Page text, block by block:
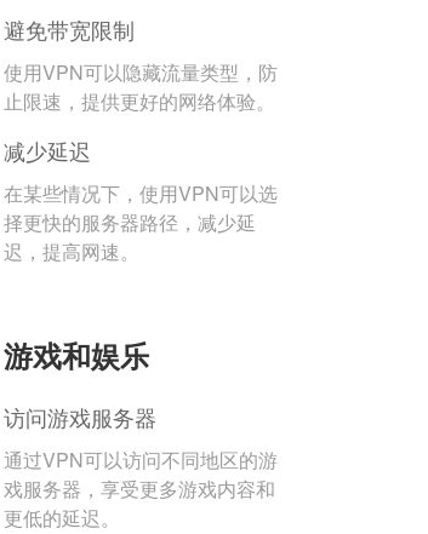
避免带宽限制
使用VPN可以隐藏流量类型，防
止限速，提供更好的网络体验。
减少延迟
在某些情况下，使用VPN可以选
择更快的服务器路径，减少延
迟，提高网速。
游戏和娱乐
访问游戏服务器
通过VPN可以访问不同地区的游
戏服务器，享受更多游戏内容和
更低的延迟。